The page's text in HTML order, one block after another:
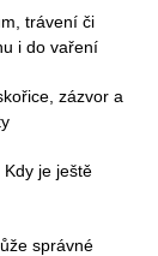
trávení či
i do vaření
zázvor a
je ještě
správné